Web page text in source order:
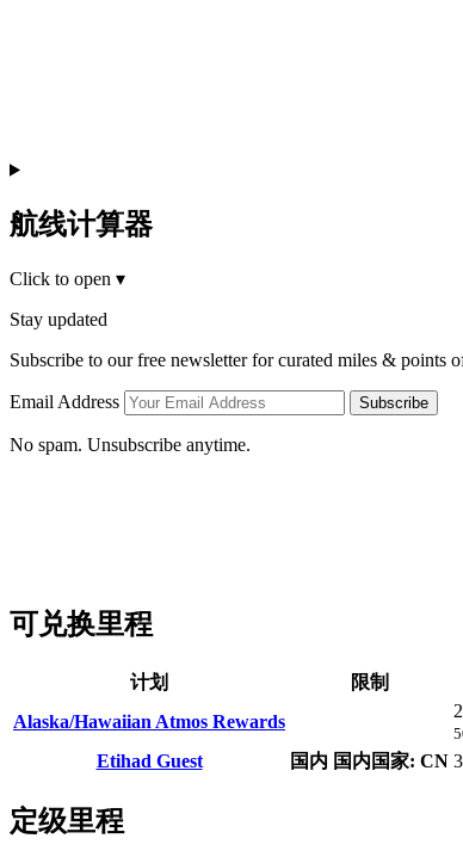
航线计算器
Click to open ▾
Stay updated
Subscribe to our free newsletter for curated miles & points
Email Address Subscribe
No spam. Unsubscribe anytime.
可兑换里程
计划 限制
Alaska/Hawaiian Atmos Rewards
Etihad Guest 国内 国内国家: CN
定级里程